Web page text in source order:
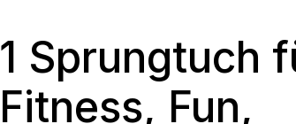
1 Sprungtuch
Fitness, Fun,